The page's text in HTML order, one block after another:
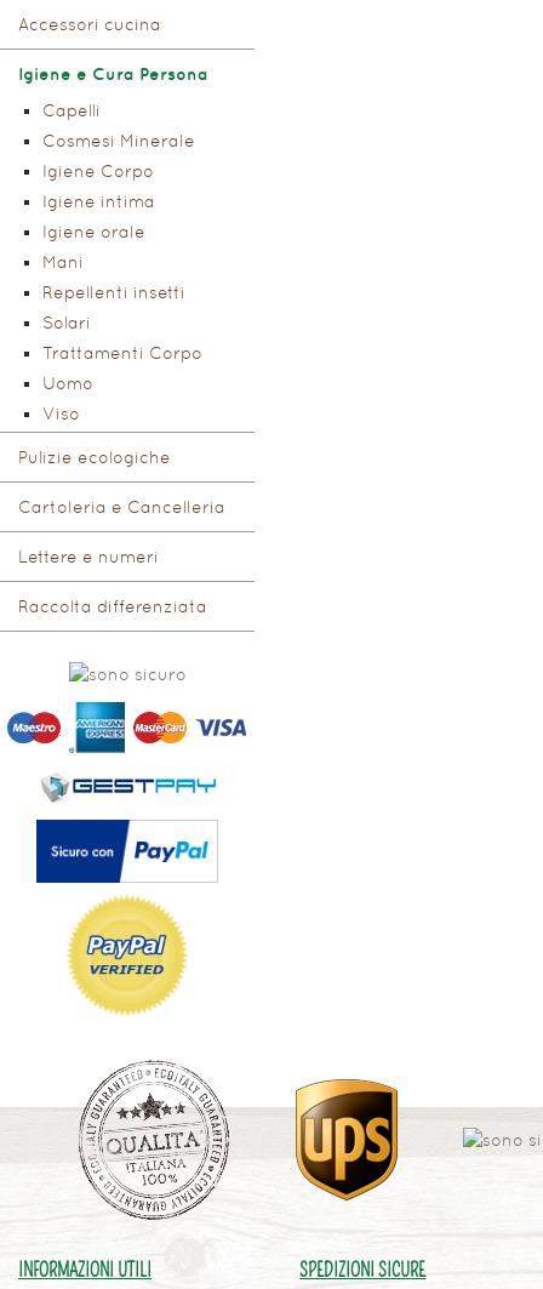
Accessori cucina
Igiene e Cura Persona
Capelli
Cosmesi Minerale
Igiene Corpo
Igiene intima
Igiene orale
Mani
Repellenti insetti
Solari
Trattamenti Corpo
Uomo
Viso
Pulizie ecologiche
Cartoleria e Cancelleria
Lettere e numeri
Raccolta differenziata
INFORMAZIONI UTILI SPEDIZIONI SICURE